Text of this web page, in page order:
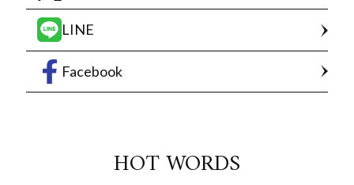
LINE
Facebook
HOT WORDS